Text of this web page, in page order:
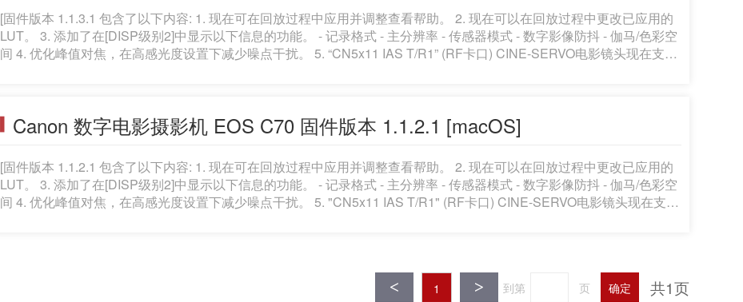
[固件版本 1.1.3.1 包含了以下内容: 1. 现在可在回放过程中应用并调整查看帮助。 2. 现在可以在回放过程中更改已应用的
LUT。 3. 添加了在[DISP级别2]中显示以下信息的功能。 - 记录格式 - 主分辨率 - 传感器模式 - 数字影像防抖 - 伽马/色彩空
间 4. 优化峰值对焦，在高感光度设置下减少噪点干扰。 5. “CN5x11 IAS T/R1” (RF卡口) CINE-SERVO电影镜头现在支持
1.1.2.1的内容，8是版本1.1.3.1的新增内容。 有关详细信息，请参阅本产品的用户手册(最新]
Canon 数字电影摄影机 EOS C70 固件版本 1.1.2.1 [macOS]
[固件版本 1.1.2.1 包含了以下内容: 1. 现在可在回放过程中应用并调整查看帮助。 2. 现在可以在回放过程中更改已应用的
LUT。 3. 添加了在[DISP级别2]中显示以下信息的功能。 - 记录格式 - 主分辨率 - 传感器模式 - 数字影像防抖 - 伽马/色彩空
间 4. 优化峰值对焦，在高感光度设置下减少噪点干扰。 5. "CN5x11 IAS T/R1" (RF卡口) CINE-SERVO电影镜头现在支持
市售 SD / SDHC / SDXC 存储卡进行固件更新。 - 此次发布的1.1.2]
<
1 > 到第 页 确定 共1页